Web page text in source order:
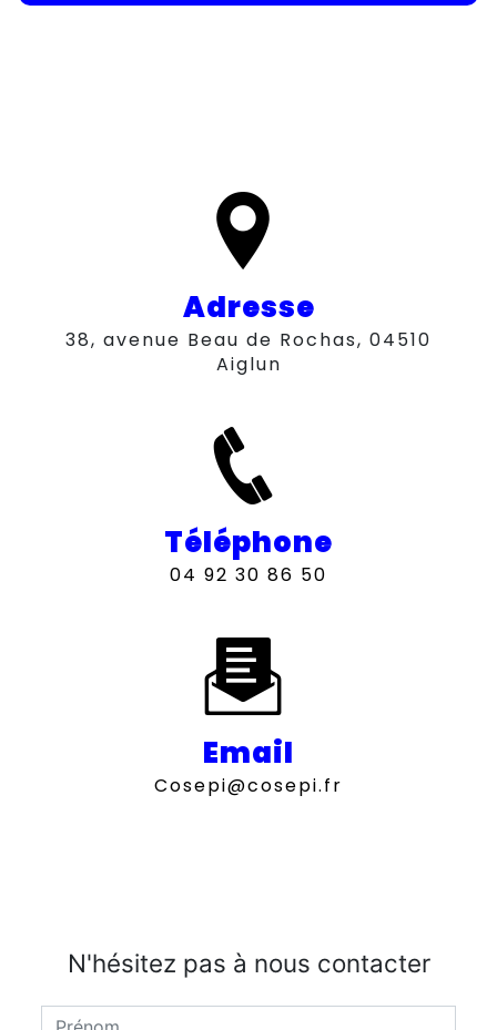
Adresse
38, avenue Beau de Rochas, 04510
Aiglun
Téléphone
04 92 30 86 50
Email
cosepi@cosepi.fr
N'hésitez pas à nous contacter